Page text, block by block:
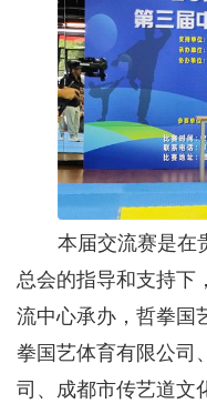
本届交流赛是在
总会的指导和支持下
流中心承办，哲拳国
拳国艺体育有限公司
司、成都市传艺道文